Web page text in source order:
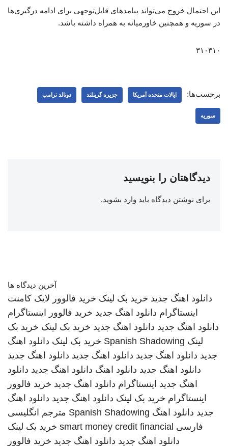
این احتمال خروج می‌تواند پیامدهای قابل‌توجهی برای ادامه درگیری‌ها
در سوریه و همچنین خاورمیانه به همراه داشته باشد.
۳۱۰۳۱۰
برچسب‌ها: ایالات متحده آمریکا جزیره گرینلند دونالد ترامپ
سوریه
دیدگاهتان را بنویسید
برای نوشتن دیدگاه باید وارد بشوید.
آخرین دیدگاه ها
دانلود اهنگ جدید خرید بک لینک خرید فالوور لایک کامنت
اینستاگرام دانلود اهنگ جدید خرید فالوور اینستاگرام
دانلود اهنگ جدید دانلود اهنگ جدید خرید بک لینک خرید بک
لینک Spanish Shadowing خرید بک لینک دانلود اهنگ
جدید دانلود اهنگ جدید دانلود اهنگ جدید دانلود اهنگ جدید
دانلود اهنگ جدید دانلود اهنگ دانلود اهنگ جدید دانلود
اهنگ جدید اینستاگرام دانلود اهنگ جدید خرید فالوور
اینستاگرام خرید بک لینک دانلود اهنگ جدید دانلود اهنگ
جدید دانلود اهنگ Spanish Shadowing مترجم انگلیسی
فارسی smart money credit financial خرید بک لینک
دانلود اهنگ جدید دانلود اهنگ جدید خرید فالوور